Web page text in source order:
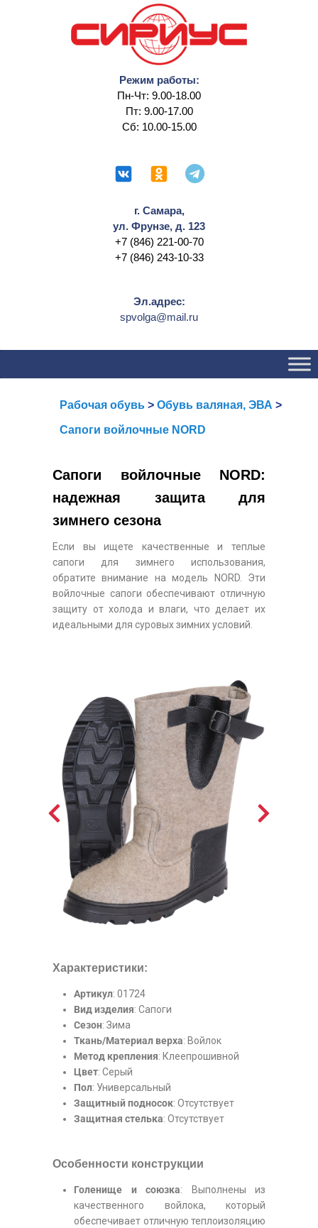
Режим работы:
Пн-Чт: 9.00-18.00
Пт: 9.00-17.00
Сб: 10.00-15.00
г. Самара,
ул. Фрунзе, д. 123
+7 (846) 221-00-70
+7 (846) 243-10-33
Эл.адрес:
spvolga@mail.ru
содержимому
содержимомуРабочая обувь > Обувь валяная, ЭВА >
Сапоги войлочные NORD
Сапоги войлочные NORD:
надежная защита для
зимнего сезона
Если вы ищете качественные и теплые
сапоги для зимнего использования,
обратите внимание на модель NORD. Эти
войлочные сапоги обеспечивают отличную
защиту от холода и влаги, что делает их
идеальными для суровых зимних условий.
Характеристики:
Артикул: 01724
Вид изделия: Сапоги
Сезон: Зима
Ткань/Материал верха: Войлок
Метод крепления: Клеепрошивной
Цвет: Серый
Пол: Универсальный
Защитный подносок: Отсутствует
Защитная стелька: Отсутствует
Особенности конструкции
Голенище и союзка: Выполнены из
качественного войлока, который
обеспечивает отличную теплоизоляцию